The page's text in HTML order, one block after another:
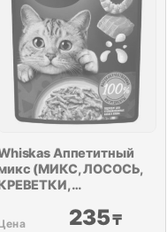
Аппетитный
(МИКС, ЛОСОСЬ,
235₸